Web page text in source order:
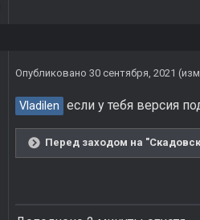
Опубликовано 30 сентября, 2021
Vladilen если у тебя версия
Перед заходом на